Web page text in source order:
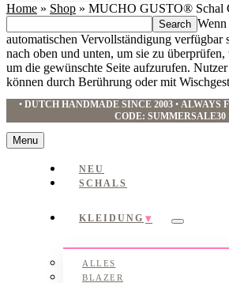
Home » Shop » MUCHO GUSTO® Schal
this
website
Wenn
automatischen Vervollständigung verfügbar
nach oben und unten, um sie zu überprüfen,
um die gewünschte Seite aufzurufen.
können durch Berührung oder mit
•DUTCH HANDMADE SINCE 2003 • ALWAYS
CODE: SUMMERSALE30
Menu
NEU
SCHALS
KLEIDUNG
Submenu
ALLES
BLAZER